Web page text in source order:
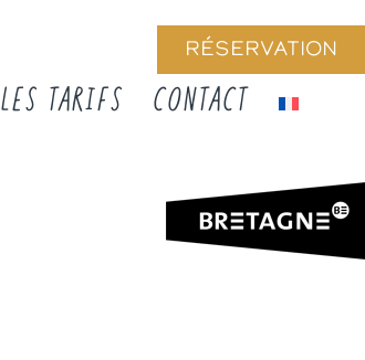
RÉSERVATION
LES TARIFS CONTACT